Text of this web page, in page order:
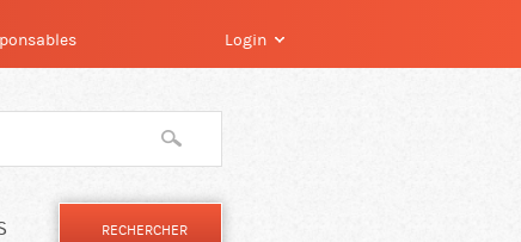
Login